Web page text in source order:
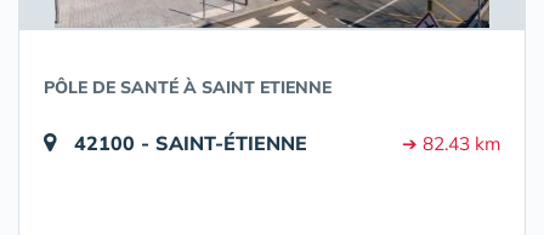
PÔLE DE SANTÉ À SAINT ETIENNE
42100 - SAINT-ÉTIENNE ➔ 82.43 km